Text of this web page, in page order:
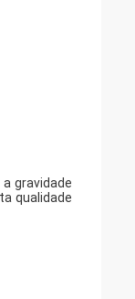
gravidade
qualidade